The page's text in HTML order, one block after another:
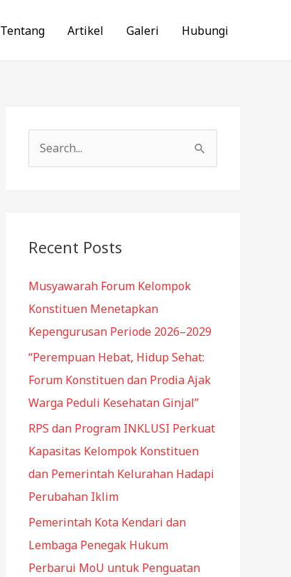
Tentang Artikel Galeri Hubungi
e
h
Recent Posts
Musyawarah Forum Kelompok
Konstituen Menetapkan
Kepengurusan Periode 2026–2029
“Perempuan Hebat, Hidup Sehat:
Forum Konstituen dan Prodia Ajak
Warga Peduli Kesehatan Ginjal”
RPS dan Program INKLUSI Perkuat
Kapasitas Kelompok Konstituen
dan Pemerintah Kelurahan Hadapi
Perubahan Iklim
Pemerintah Kota Kendari dan
Lembaga Penegak Hukum
Perbarui MoU untuk Penguatan